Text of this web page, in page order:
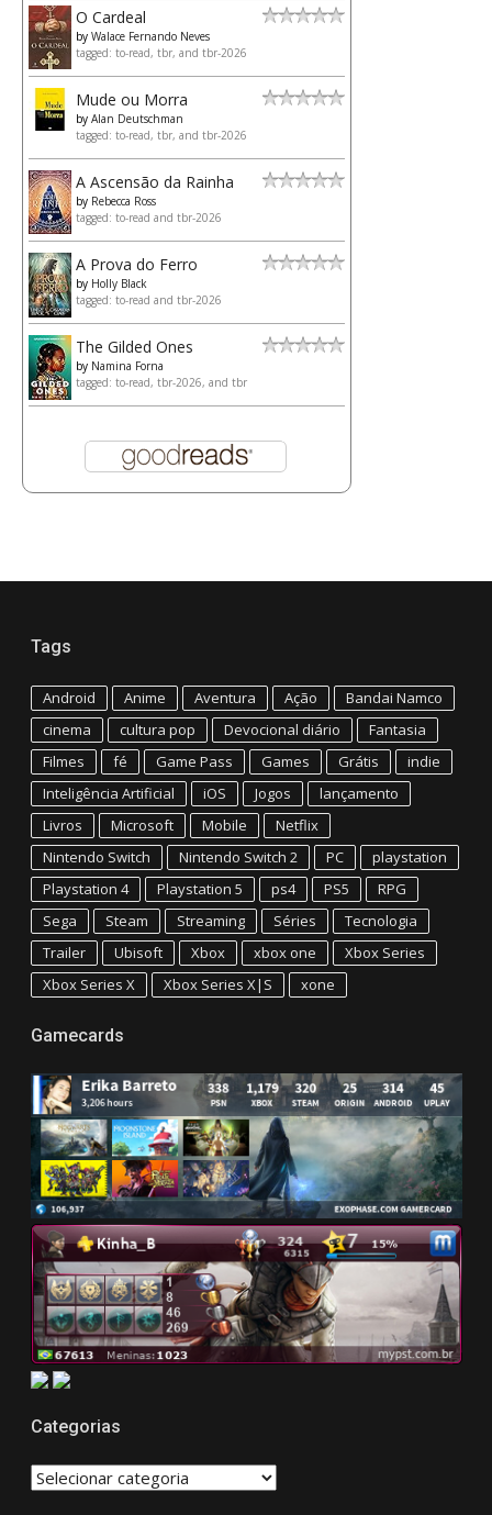
O Cardeal
by Walace Fernando Neves
tagged: to-read, tbr, and tbr-2026
Mude ou Morra
by Alan Deutschman
tagged: to-read, tbr, and tbr-2026
A Ascensão da Rainha
by Rebecca Ross
tagged: to-read and tbr-2026
A Prova do Ferro
by Holly Black
tagged: to-read and tbr-2026
The Gilded Ones
by Namina Forna
tagged: to-read, tbr-2026, and tbr
Tags
Android Anime Aventura Ação
Bandai Namco
cinema
cultura pop Devocional diário
Fantasia
Filmes
fé Game Pass Games Grátis
indie
Inteligência Artificial
iOS Jogos
lançamento
Livros
Microsoft Mobile
Netflix
Nintendo Switch
Nintendo Switch 2 PC
playstation
Playstation 4
Playstation 5 ps4 PS5
RPG
Sega
Steam Streaming Séries
Tecnologia
Trailer
Ubisoft Xbox xbox one
Xbox Series
Xbox Series X
Xbox Series X|S xone
Gamecards
Categorias
CATEGORIAS